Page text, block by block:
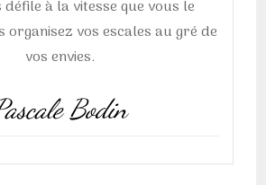
défile à la vitesse que vous le
organisez vos escales au gré de
vos envies.
Bodin